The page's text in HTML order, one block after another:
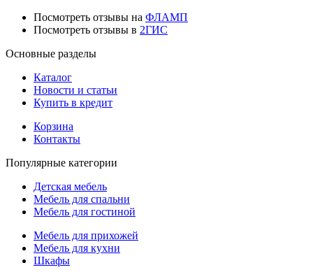
Посмотреть отзывы на ФЛАМП
Посмотреть отзывы в 2ГИС
Основные разделы
Каталог
Новости и статьи
Купить в кредит
Корзина
Контакты
Популярные категории
Детская мебель
Мебель для спальни
Мебель для гостиной
Мебель для прихожей
Мебель для кухни
Шкафы